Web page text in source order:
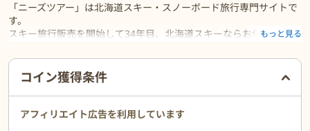
「ニーズツアー」は北海道スキー・スノーボード旅行専門サイトで
す。
スキー旅行販売を開始して34年目、北海道スキーならお任せくださ
《特徴》
北海道スキーに特化したWEB販売を行う旅行会社で、信州・新潟・
東北などの取扱いはありません。
その代わり道内最大級のルスツリゾートをはじめ、
もっと見る
ご利用前に必ずお読みください
コイン獲得条件
アフィリエイト広告を利用しています